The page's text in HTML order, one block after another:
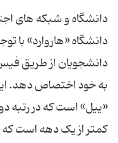
دانشگاه‌ «هاروارد» با
دانشجویان از طریق
به خود اختصاص دهد.
کمتر از یک دهه است که